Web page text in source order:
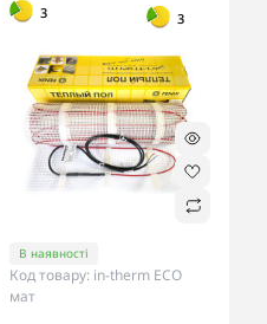
3
-5% в корзині
3
В наявності
Код товару: in-therm ECO
мат